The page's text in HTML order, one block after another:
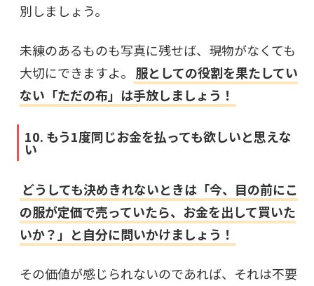
別しましょう。
未練のあるものも写真に残せば、現物がなくても
大切にできますよ。 服としての役割を果たしてい
ない「ただの布」は手放しましょう！
10. もう1度同じお金を払っても欲しいと思えな
い
どうしても決めきれないときは「今、目の前にこ
の服が定価で売っていたら、お金を出して買いた
いか？」と自分に問いかけましょう！
その価値が感じられないのであれば、それは不要